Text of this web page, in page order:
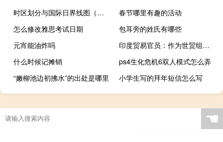
时区划分与国际日界线图（时区划分示意图）
春节哪里有趣的活动
怎么修改雅思考试日期
包耳旁的姓氏有哪些
元宵能油炸吗
印度贸易官员：作为世贸组织争端解决方案的一部分对从美国进口的苹果征收20%的额外关税被取消
什么时候记摊销
ps4生化危机6双人模式怎么弄
“嫩柳池边初拂水”的出处是哪里
小学生写的拜年短信怎么写
☚